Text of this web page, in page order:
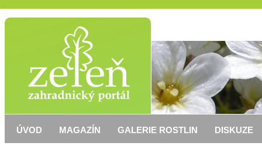
ÚVOD MAGAZÍN GALERIE ROSTLIN DISKUZE